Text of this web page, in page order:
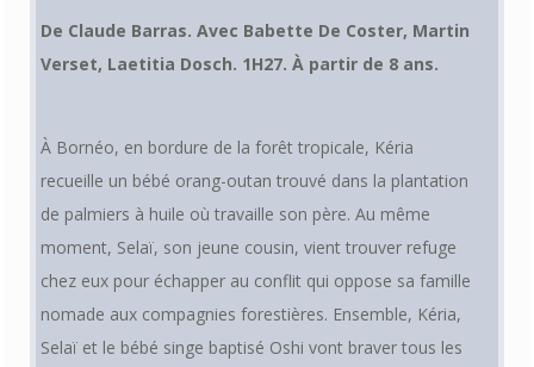
De Claude Barras. Avec Babette De Coster, Martin
Verset, Laetitia Dosch. 1H27. À partir de 8 ans.
À Bornéo, en bordure de la forêt tropicale, Kéria
recueille un bébé orang-outan trouvé dans la plantation
de palmiers à huile où travaille son père. Au même
moment, Selaï, son jeune cousin, vient trouver refuge
chez eux pour échapper au conflit qui oppose sa famille
nomade aux compagnies forestières. Ensemble, Kéria,
Selaï et le bébé singe baptisé Oshi vont braver tous les